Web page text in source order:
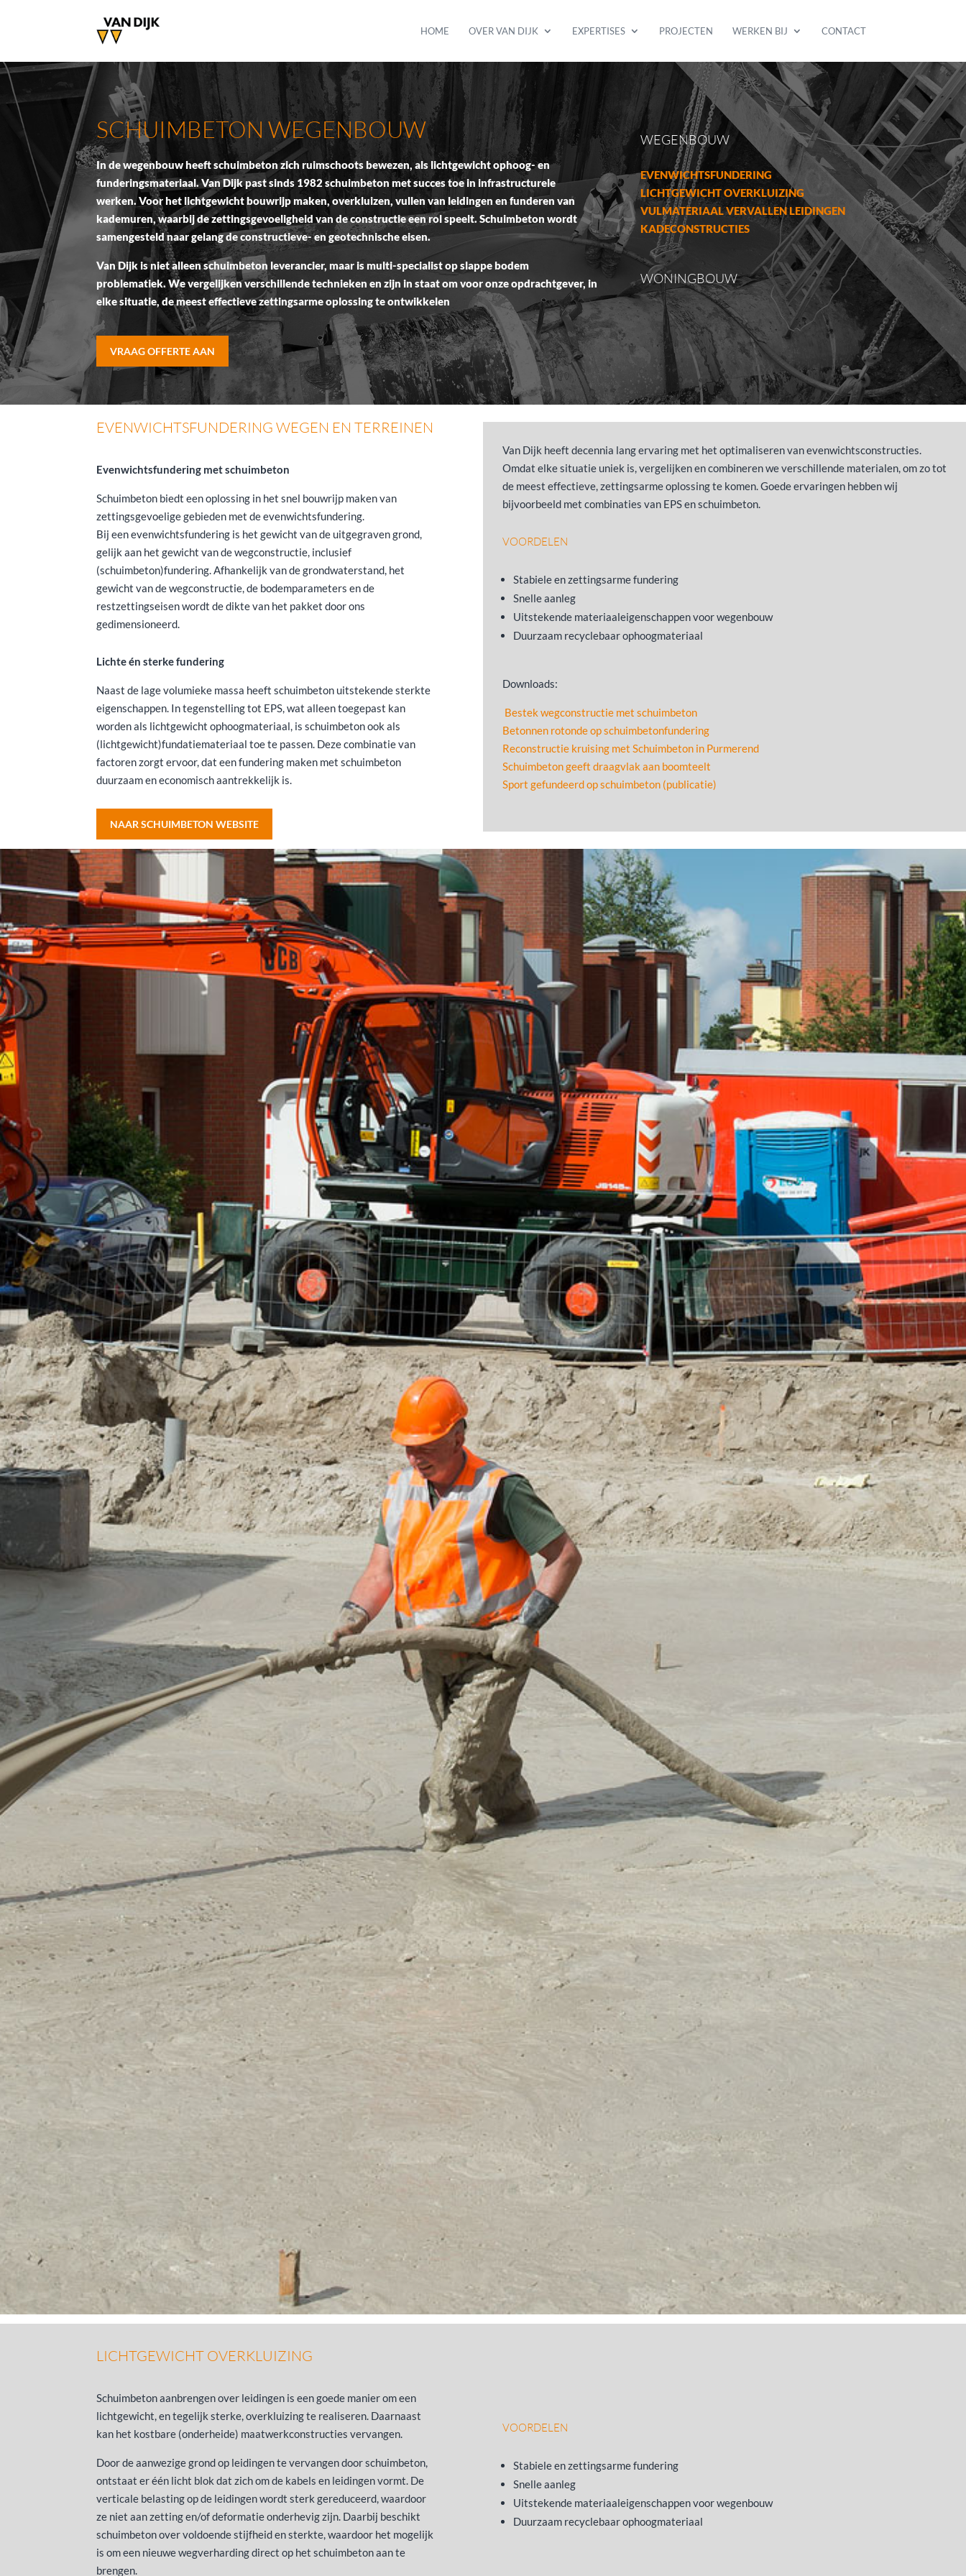
HOME OVER VAN DIJK EXPERTISES PROJECTEN WERKEN BIJ CONTACT
SCHUIMBETON WEGENBOUW
In de wegenbouw heeft schuimbeton zich ruimschoots bewezen, als lichtgewicht ophoog- en
funderingsmateriaal. Van Dijk past sinds 1982 schuimbeton met succes toe in infrastructurele
werken. Voor het lichtgewicht bouwrijp maken, overkluizen, vullen van leidingen en funderen van
kademuren, waarbij de zettingsgevoeligheid van de constructie een rol speelt. Schuimbeton wordt
samengesteld naar gelang de constructieve- en geotechnische eisen.
Van Dijk is niet alleen schuimbeton leverancier, maar is multi-specialist op slappe bodem
problematiek. We vergelijken verschillende technieken en zijn in staat om voor onze opdrachtgever, in
elke situatie, de meest effectieve zettingsarme oplossing te ontwikkelen
VRAAG OFFERTE AAN
WEGENBOUW
EVENWICHTSFUNDERING
LICHTGEWICHT OVERKLUIZING
VULMATERIAAL VERVALLEN LEIDINGEN
KADECONSTRUCTIES
WONINGBOUW
EVENWICHTSFUNDERING WEGEN EN TERREINEN
Evenwichtsfundering met schuimbeton
Schuimbeton biedt een oplossing in het snel bouwrijp maken van
zettingsgevoelige gebieden met de evenwichtsfundering.
Bij een evenwichtsfundering is het gewicht van de uitgegraven grond,
gelijk aan het gewicht van de wegconstructie, inclusief
(schuimbeton)fundering. Afhankelijk van de grondwaterstand, het
gewicht van de wegconstructie, de bodemparameters en de
restzettingseisen wordt de dikte van het pakket door ons
gedimensioneerd.
Lichte én sterke fundering
Naast de lage volumieke massa heeft schuimbeton uitstekende sterkte
eigenschappen. In tegenstelling tot EPS, wat alleen toegepast kan
worden als lichtgewicht ophoogmateriaal, is schuimbeton ook als
(lichtgewicht)fundatiemateriaal toe te passen. Deze combinatie van
factoren zorgt ervoor, dat een fundering maken met schuimbeton
duurzaam en economisch aantrekkelijk is.
NAAR SCHUIMBETON WEBSITE
Van Dijk heeft decennia lang ervaring met het optimaliseren van evenwichtsconstructies.
Omdat elke situatie uniek is, vergelijken en combineren we verschillende materialen, om zo tot
de meest effectieve, zettingsarme oplossing te komen. Goede ervaringen hebben wij
bijvoorbeeld met combinaties van EPS en schuimbeton.
VOORDELEN
Stabiele en zettingsarme fundering
Snelle aanleg
Uitstekende materiaaleigenschappen voor wegenbouw
Duurzaam recyclebaar ophoogmateriaal
Downloads:
Bestek wegconstructie met schuimbeton
Betonnen rotonde op schuimbetonfundering
Reconstructie kruising met Schuimbeton in Purmerend
Schuimbeton geeft draagvlak aan boomteelt
Sport gefundeerd op schuimbeton (publicatie)
LICHTGEWICHT OVERKLUIZING
Schuimbeton aanbrengen over leidingen is een goede manier om een
lichtgewicht, en tegelijk sterke, overkluizing te realiseren. Daarnaast
kan het kostbare (onderheide) maatwerkconstructies vervangen.
Door de aanwezige grond op leidingen te vervangen door schuimbeton,
ontstaat er één licht blok dat zich om de kabels en leidingen vormt. De
verticale belasting op de leidingen wordt sterk gereduceerd, waardoor
ze niet aan zetting en/of deformatie onderhevig zijn. Daarbij beschikt
schuimbeton over voldoende stijfheid en sterkte, waardoor het mogelijk
is om een nieuwe wegverharding direct op het schuimbeton aan te
brengen.
VOORDELEN
Stabiele en zettingsarme fundering
Snelle aanleg
Uitstekende materiaaleigenschappen voor wegenbouw
Duurzaam recyclebaar ophoogmateriaal